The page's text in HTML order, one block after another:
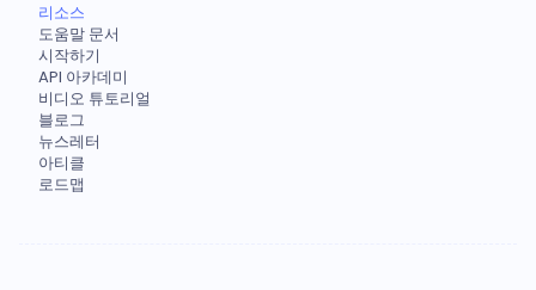
리소스
도움말 문서
시작하기
API 아카데미
비디오 튜토리얼
블로그
뉴스레터
아티클
로드맵